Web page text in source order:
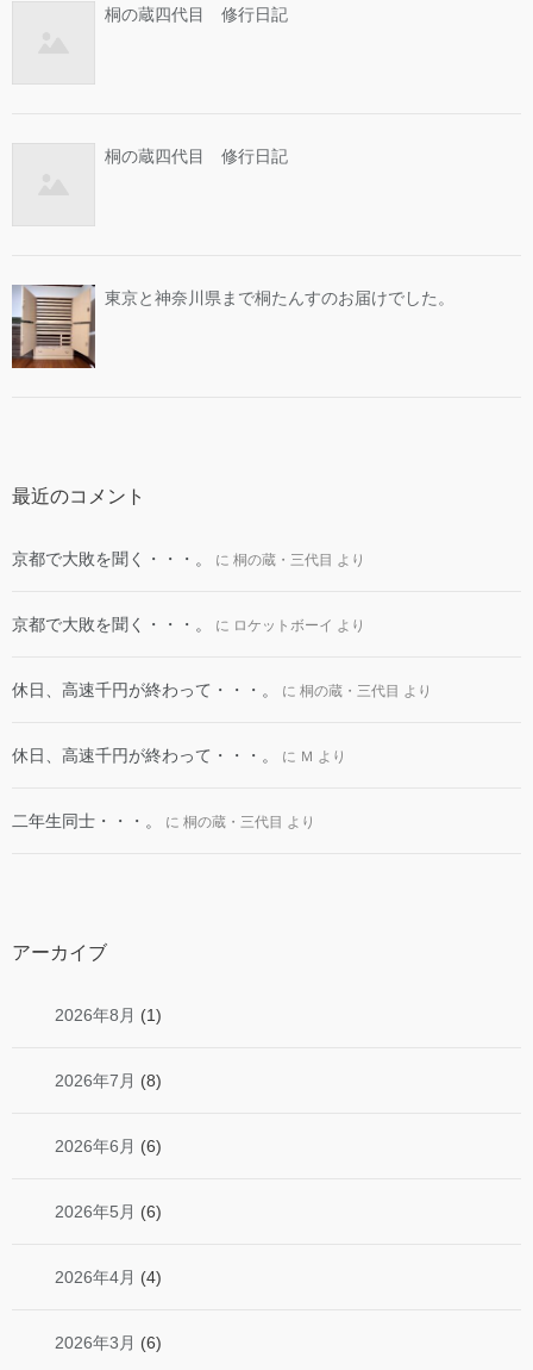
桐の蔵四代目 修行日記
桐の蔵四代目 修行日記
東京と神奈川県まで桐たんすのお届けでした。
最近のコメント
京都で大敗を聞く・・・。 に 桐の蔵・三代目 より
京都で大敗を聞く・・・。 に ロケットボーイ より
休日、高速千円が終わって・・・。 に 桐の蔵・三代目 より
休日、高速千円が終わって・・・。 に Ｍ より
二年生同士・・・。 に 桐の蔵・三代目 より
アーカイブ
2026年8月 (1)
2026年7月 (8)
2026年6月 (6)
2026年5月 (6)
2026年4月 (4)
2026年3月 (6)